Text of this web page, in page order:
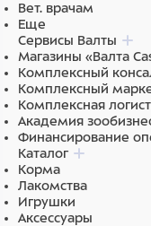
Вет. врачам
Еще
Сервисы Валты
Магазины «Валта
Комплексный
Комплексный
Комплексная
Академия
Финансирование
Каталог
Корма
Лакомства
Игрушки
Аксессуары